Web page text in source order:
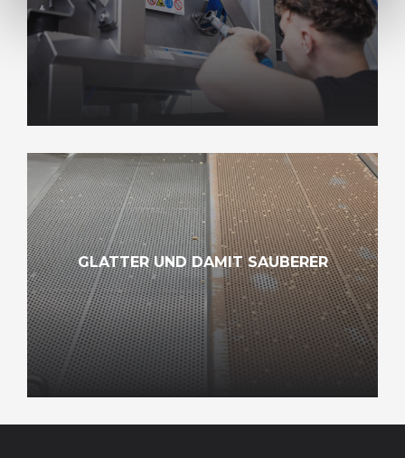
GLATTER UND DAMIT SAUBERER